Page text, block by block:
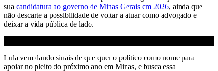
sua candidatura ao governo de Minas Gerais em 2026, ainda que
não descarte a possibilidade de voltar a atuar como advogado e
deixar a vida pública de lado.
Lula vem dando sinais de que quer o político como nome para
apoiar no pleito do próximo ano em Minas, e busca essa